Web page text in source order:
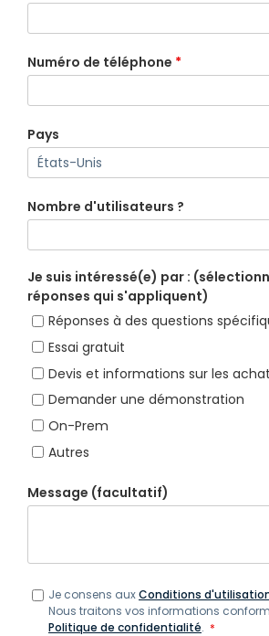
Numéro de téléphone *
Pays
Nombre d'utilisateurs ?
Je suis intéressé(e) par :
réponses qui s'appliquent)
Réponses à des questions
Essai gratuit
Devis et informations sur les
Demander une démonstration
On-Prem
Autres
Message (facultatif)
Je consens auxConditions
Nous traitons vos informations
Politique de confidentialité. *